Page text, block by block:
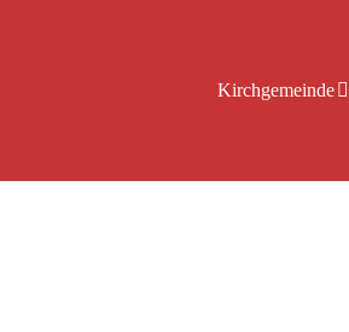
Kirchgemeinde